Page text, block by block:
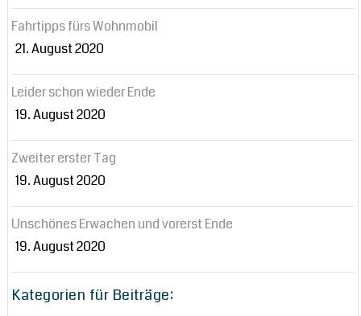
Fahrtipps fürs Wohnmobil
21. August 2020
Leider schon wieder Ende
19. August 2020
Zweiter erster Tag
19. August 2020
Unschönes Erwachen und vorerst Ende
19. August 2020
Kategorien für Beiträge: